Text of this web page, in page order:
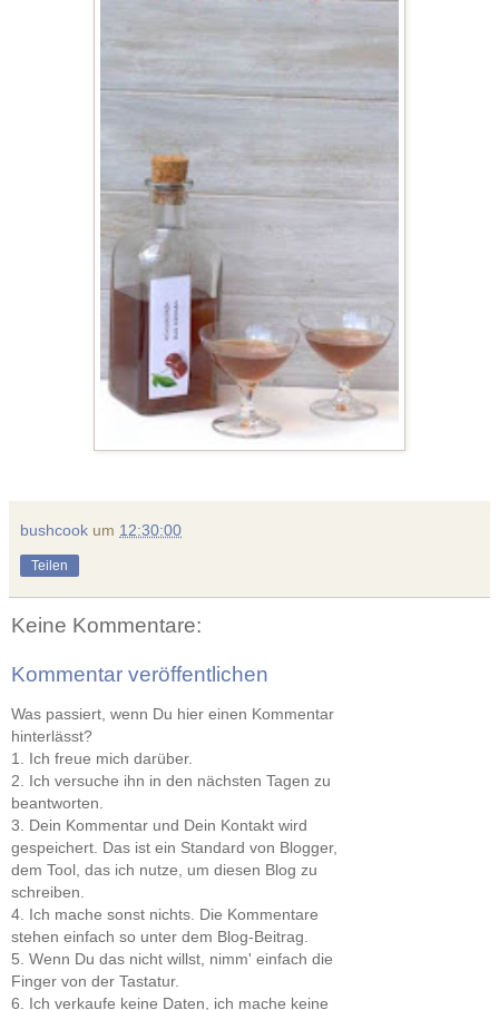
bushcook um 12:30:00
Teilen
Keine Kommentare:
Kommentar veröffentlichen
Was passiert, wenn Du hier einen Kommentar
hinterlässt?
1. Ich freue mich darüber.
2. Ich versuche ihn in den nächsten Tagen zu
beantworten.
3. Dein Kommentar und Dein Kontakt wird
gespeichert. Das ist ein Standard von Blogger,
dem Tool, das ich nutze, um diesen Blog zu
schreiben.
4. Ich mache sonst nichts. Die Kommentare
stehen einfach so unter dem Blog-Beitrag.
5. Wenn Du das nicht willst, nimm' einfach die
Finger von der Tastatur.
6. Ich verkaufe keine Daten, ich mache keine